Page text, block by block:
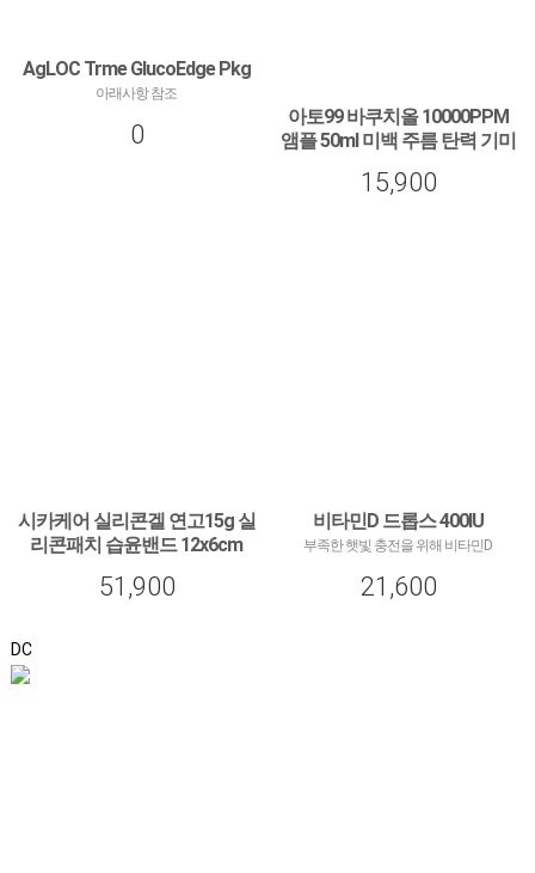
AgLOC Trme GlucoEdge Pkg
아래사항 참조
0
아토99 바쿠치올 10000PPM
앰플 50ml 미백 주름 탄력 기미
적 세럼 에센스
15,900
시카케어 실리콘겔 연고15g 실
리콘패치 습윤밴드 12x6cm
시카케어 실리콘겔 연고15g 실리콘패치 습
51,900
비타민D 드롭스 400IU
부족한 햇빛 충전을 위해 비타민D
21,600
DC